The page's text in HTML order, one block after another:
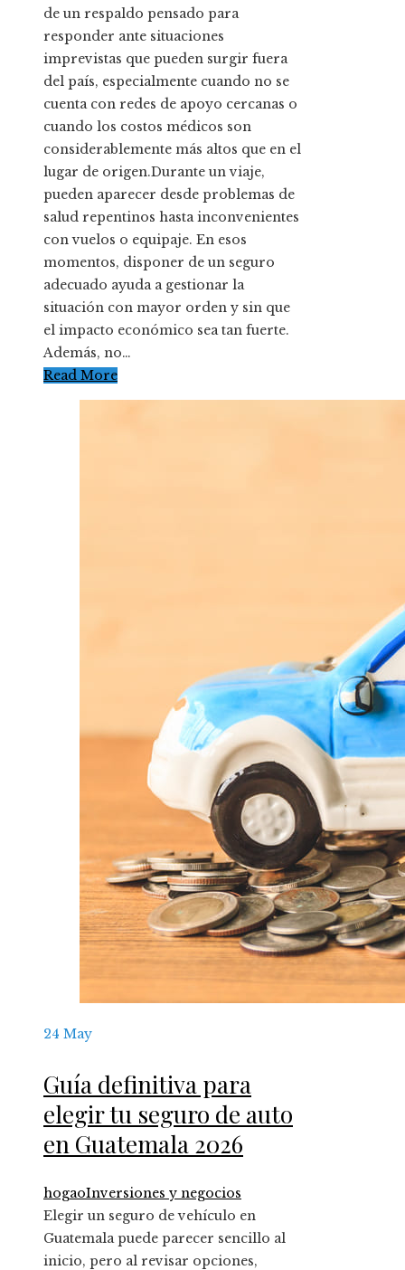
de un respaldo pensado para
responder ante situaciones
imprevistas que pueden surgir fuera
del país, especialmente cuando no se
cuenta con redes de apoyo cercanas o
cuando los costos médicos son
considerablemente más altos que en el
lugar de origen.Durante un viaje,
pueden aparecer desde problemas de
salud repentinos hasta inconvenientes
con vuelos o equipaje. En esos
momentos, disponer de un seguro
adecuado ayuda a gestionar la
situación con mayor orden y sin que
el impacto económico sea tan fuerte.
Además, no…
Read More
24 May
Guía definitiva para
elegir tu seguro de auto
en Guatemala 2026
hogaoInversiones y negocios
Elegir un seguro de vehículo en
Guatemala puede parecer sencillo al
inicio, pero al revisar opciones,